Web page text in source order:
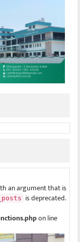
an argument that is
is deprecated.
on line